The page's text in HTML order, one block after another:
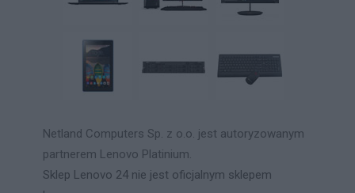
Netland Computers Sp. z o.o. jest autoryzowanym
partnerem Lenovo Platinium.
Sklep Lenovo 24 nie jest oficjalnym sklepem